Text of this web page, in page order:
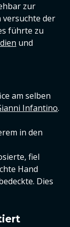
zur
versuchte der
führte zu
und
am selben
Infantino.
in den
fiel
Hand
Dies